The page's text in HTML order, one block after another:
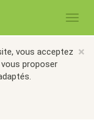
×
vous acceptez
proposer